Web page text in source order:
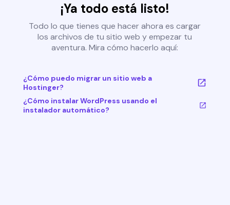
¡Ya todo está listo!
Todo lo que tienes que hacer ahora es cargar
los archivos de tu sitio web y empezar tu
aventura. Mira cómo hacerlo aquí:
¿Cómo puedo migrar un sitio web a
Hostinger?
¿Cómo instalar WordPress usando el
instalador automático?